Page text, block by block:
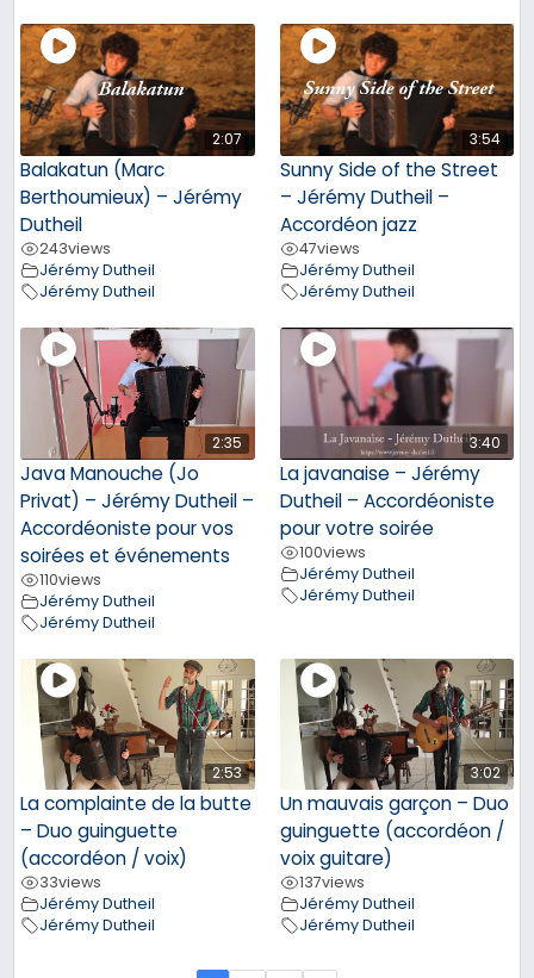
2:07
Balakatun (Marc
Berthoumieux) – Jérémy
Dutheil
243views
Jérémy Dutheil
Jérémy Dutheil
3:54
Sunny Side of the Street
– Jérémy Dutheil –
Accordéon jazz
47views
Jérémy Dutheil
Jérémy Dutheil
2:35
Java Manouche (Jo
Privat) – Jérémy Dutheil –
Accordéoniste pour vos
soirées et événements
110views
Jérémy Dutheil
Jérémy Dutheil
3:40
La javanaise – Jérémy
Dutheil – Accordéoniste
pour votre soirée
100views
Jérémy Dutheil
Jérémy Dutheil
2:53
La complainte de la butte
– Duo guinguette
(accordéon / voix)
33views
Jérémy Dutheil
Jérémy Dutheil
3:02
Un mauvais garçon – Duo
guinguette (accordéon /
voix guitare)
137views
Jérémy Dutheil
Jérémy Dutheil